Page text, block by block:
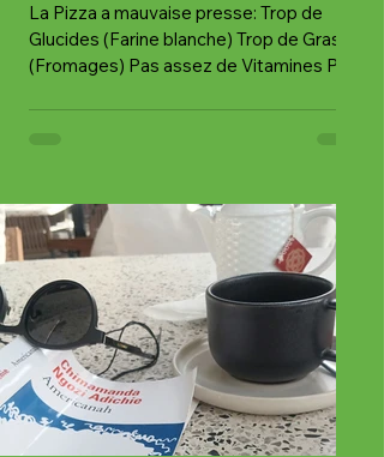
La Pizza a mauvaise presse: Trop de
Glucides (Farine blanche) Trop de Gras
(Fromages) Pas assez de Vitamines Pas
Oxydants Bref, elle a tout faux côté
surtout par les journées/soirées fraîches)
Attractivité Olfactive et Visuelle
(Reconnaissons-le: les yeux et le nez
mangent aussi!) Et s'il existait une
manière de combiner Sa